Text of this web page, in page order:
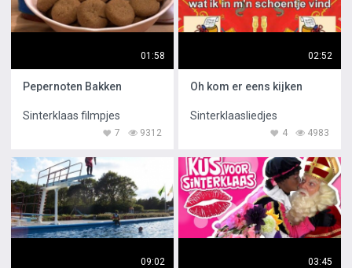
01:58
Pepernoten Bakken
Sinterklaas filmpjes
9312
7
02:52
Oh kom er eens kijken
Sinterklaasliedjes
4983
4
09:02 03:45